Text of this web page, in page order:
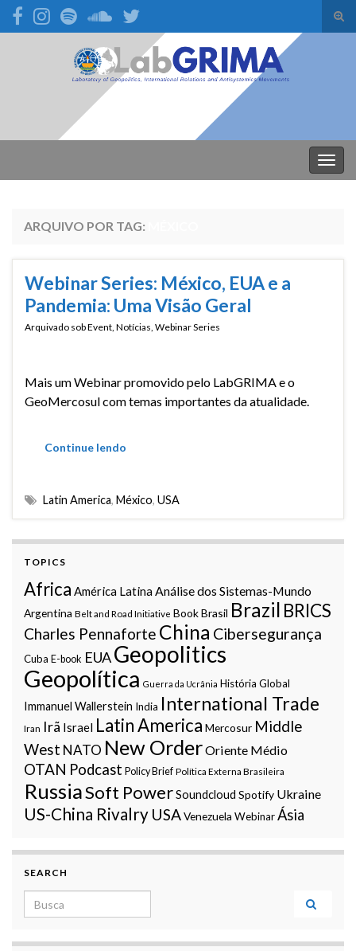
Search for:
ARQUIVO POR TAG:
Webinar Series: México, EUA e a
Pandemia: Uma Visão Geral
Arquivado sobEvent, Notícias, Webinar Series
Mais um Webinar promovido pelo LabGRIMA e o
GeoMercosul com temas importantes da atualidade.
Continue lendo
Latin America, México, USA
TOPICS
Africa América LatinaAnálise dos Sistemas-Mundo
Argentina Belt and Road Initiative BookBrasil Brazil BRICS
Charles Pennaforte China Cibersegurança
Cuba E-book EUAGeopolitics
Geopolítica Guerra da Ucrânia História Global
Immanuel Wallerstein India International Trade
Iran Irã Israel Latin America Mercosur Middle
West NATO New OrderOriente Médio
OTAN Podcast Policy Brief Política Externa Brasileira
RussiaSoft PowerSoundcloud Spotify Ukraine
US-China Rivalry USAVenezuela WebinarÁsia
SEARCH
Search for: